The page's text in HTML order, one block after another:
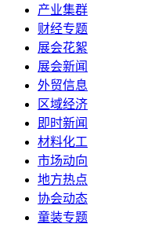
产业集群
财经专题
展会花絮
展会新闻
外贸信息
区域经济
即时新闻
材料化工
市场动向
地方热点
协会动态
童装专题